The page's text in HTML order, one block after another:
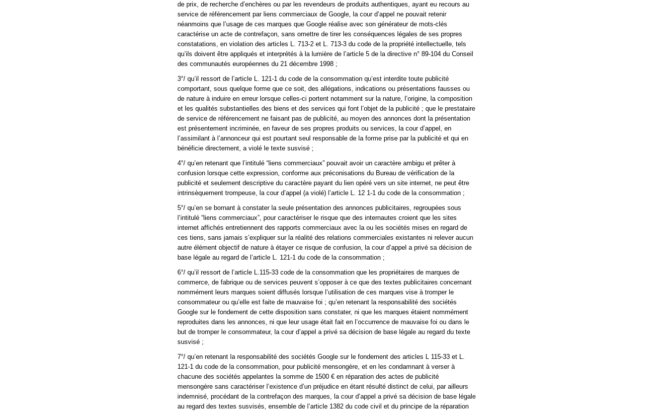
de prix, de recherche d’enchères ou par les revendeurs de produits authentiques, ayant eu recours au
service de référencement par liens commerciaux de Google, la cour d’appel ne pouvait retenir
néanmoins que l’usage de ces marques que Google réalise avec son générateur de mots-clés
caractérise un acte de contrefaçon, sans omettre de tirer les conséquences légales de ses propres
constatations, en violation des articles L. 713-2 et L. 713-3 du code de la propriété intellectuelle, tels
qu’ils doivent être appliqués et interprétés à la lumière de l’article 5 de la directive n° 89-104 du Conseil
des communautés européennes du 21 décembre 1998 ;
3°/ qu’il ressort de l’article L. 121-1 du code de la consommation qu’est interdite toute publicité
comportant, sous quelque forme que ce soit, des allégations, indications ou présentations fausses ou
de nature à induire en erreur lorsque celles-ci portent notamment sur la nature, l’origine, la composition
et les qualités substantielles des biens et des services qui font l’objet de la publicité ; que le prestataire
de service de référencement ne faisant pas de publicité, au moyen des annonces dont la présentation
est présentement incriminée, en faveur de ses propres produits ou services, la cour d’appel, en
l’assimilant à l’annonceur qui est pourtant seul responsable de la forme prise par la publicité et qui en
bénéficie directement, a violé le texte susvisé ;
4°/ qu’en retenant que l’intitulé “liens commerciaux” pouvait avoir un caractère ambigu et prêter à
confusion lorsque cette expression, conforme aux préconisations du Bureau de vérification de la
publicité et seulement descriptive du caractère payant du lien opéré vers un site internet, ne peut être
intrinsèquement trompeuse, la cour d’appel (a violé) l’article L. 12 1-1 du code de la consommation ;
5°/ qu’en se bornant à constater la seule présentation des annonces publicitaires, regroupées sous
l’intitulé “liens commerciaux”, pour caractériser le risque que des internautes croient que les sites
internet affichés entretiennent des rapports commerciaux avec la ou les sociétés mises en regard de
ces tiens, sans jamais s’expliquer sur la réalité des relations commerciales existantes ni relever aucun
autre élément objectif de nature à étayer ce risque de confusion, la cour d’appel a privé sa décision de
base légale au regard de l’article L. 121-1 du code de la consommation ;
6°/ qu’il ressort de l’article L.115-33 code de la consommation que les propriétaires de marques de
commerce, de fabrique ou de services peuvent s’opposer à ce que des textes publicitaires concernant
nommément leurs marques soient diffusés lorsque l’utilisation de ces marques vise à tromper le
consommateur ou qu’elle est faite de mauvaise foi ; qu’en retenant la responsabilité des sociétés
Google sur le fondement de cette disposition sans constater, ni que les marques étaient nommément
reproduites dans les annonces, ni que leur usage était fait en l’occurrence de mauvaise foi ou dans le
but de tromper le consommateur, la cour d’appel a privé sa décision de base légale au regard du texte
susvisé ;
7°/ qu’en retenant la responsabilité des sociétés Google sur le fondement des articles L 115-33 et L.
121-1 du code de la consommation, pour publicité mensongère, et en les condamnant à verser à
chacune des sociétés appelantes la somme de 1500 € en réparation des actes de publicité
mensongère sans caractériser l’existence d’un préjudice en étant résulté distinct de celui, par ailleurs
indemnisé, procédant de la contrefaçon des marques, la cour d’appel a privé sa décision de base légale
au regard des textes susvisés, ensemble de l’article 1382 du code civil et du principe de la réparation